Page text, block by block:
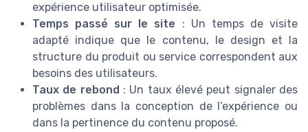
expérience utilisateur optimisée.
Temps passé sur le site : Un temps de visite
adapté indique que le contenu, le design et la
structure du produit ou service correspondent aux
besoins des utilisateurs.
Taux de rebond : Un taux élevé peut signaler des
problèmes dans la conception de l’expérience ou
dans la pertinence du contenu proposé.